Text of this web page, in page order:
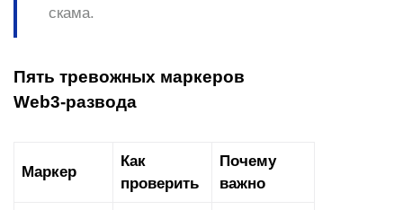
скама.
Пять тревожных маркеров
Web3-развода
Маркер
Как
проверить
Почему
важно